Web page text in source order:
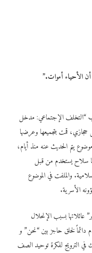
أن الأحياء أموات.”
“التخلف الإجتماعي: مدخل
حجازي، قمت بتجميعها وعرضها
موضوع يتم الحديث عنه منذ أيام،
سلاح يستخدم من قبل
والملفت في الموضوع
الأسرية.
عائلاتها بسبب الإنحلال
دائماً لخلق حاجز بين “نحن” و
في الترويج لفكرة توحيد الصف